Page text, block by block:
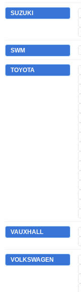
SUZUKI
SWM
TOYOTA
VAUXHALL
VOLKSWAGEN